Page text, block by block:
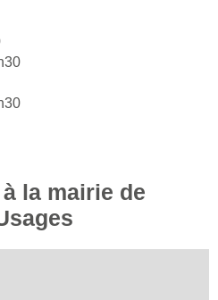
la mairie de